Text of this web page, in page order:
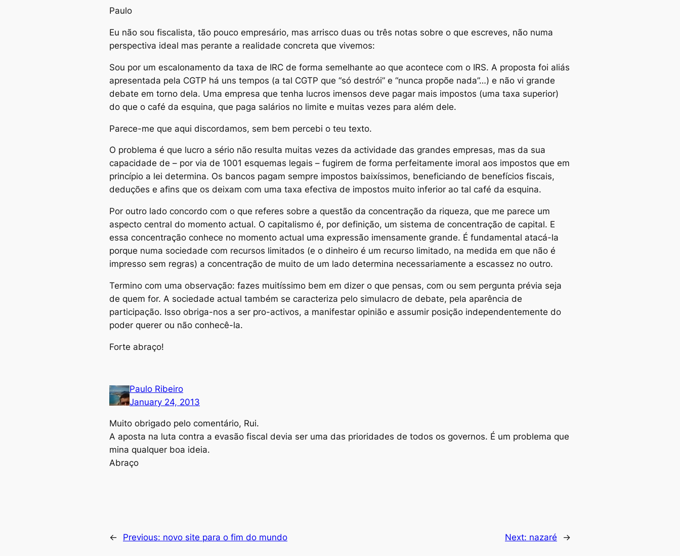
Paulo
Eu não sou fiscalista, tão pouco empresário, mas arrisco duas ou três notas sobre o que escreves, não numa
perspectiva ideal mas perante a realidade concreta que vivemos:
Sou por um escalonamento da taxa de IRC de forma semelhante ao que acontece com o IRS. A proposta foi aliás
apresentada pela CGTP há uns tempos (a tal CGTP que “só destrói” e “nunca propõe nada”…) e não vi grande
debate em torno dela. Uma empresa que tenha lucros imensos deve pagar mais impostos (uma taxa superior)
do que o café da esquina, que paga salários no limite e muitas vezes para além dele.
Parece-me que aqui discordamos, sem bem percebi o teu texto.
O problema é que lucro a sério não resulta muitas vezes da actividade das grandes empresas, mas da sua
capacidade de – por via de 1001 esquemas legais – fugirem de forma perfeitamente imoral aos impostos que em
princípio a lei determina. Os bancos pagam sempre impostos baixíssimos, beneficiando de benefícios fiscais,
deduções e afins que os deixam com uma taxa efectiva de impostos muito inferior ao tal café da esquina.
Por outro lado concordo com o que referes sobre a questão da concentração da riqueza, que me parece um
aspecto central do momento actual. O capitalismo é, por definição, um sistema de concentração de capital. E
essa concentração conhece no momento actual uma expressão imensamente grande. É fundamental atacá-la
porque numa sociedade com recursos limitados (e o dinheiro é um recurso limitado, na medida em que não é
impresso sem regras) a concentração de muito de um lado determina necessariamente a escassez no outro.
Termino com uma observação: fazes muitíssimo bem em dizer o que pensas, com ou sem pergunta prévia seja
de quem for. A sociedade actual também se caracteriza pelo simulacro de debate, pela aparência de
participação. Isso obriga-nos a ser pro-activos, a manifestar opinião e assumir posição independentemente do
poder querer ou não conhecê-la.
Forte abraço!
Paulo Ribeiro
January 24, 2013
Muito obrigado pelo comentário, Rui.
A aposta na luta contra a evasão fiscal devia ser uma das prioridades de todos os governos. É um problema que
mina qualquer boa ideia.
Abraço
← Previous: novo site para o fim do mundo Next: nazaré →